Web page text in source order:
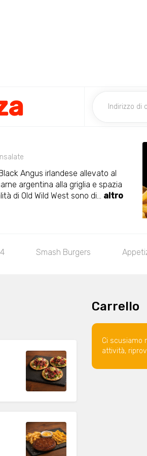
Insalate
Angus irlandese allevato al
argentina alla griglia e spazia
di Old Wild West sono di... altro
Smash Burgers
Carrello
Ci scusiamo
attività,